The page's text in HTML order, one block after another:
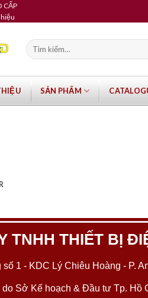
CẤP
Tìm
kiếm:
SẢN PHẨM
TNHH THIẾT BỊ
1 - KDC Lý Chiêu Hoàng - P.
do Sở Kế hoạch & Đầu tư Tp. Hồ